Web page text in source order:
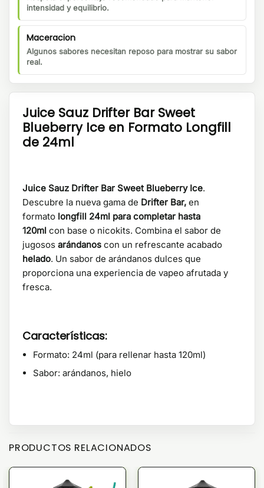
intensidad y equilibrio.
Maceracion
Algunos sabores necesitan reposo para mostrar su sabor
real.
Juice Sauz Drifter Bar Sweet
Blueberry Ice en Formato Longfill
de 24ml
Juice Sauz Drifter Bar Sweet Blueberry Ice.
Descubre la nueva gama de Drifter Bar, en
formato longfill 24ml para completar hasta
120ml con base o nicokits. Combina el sabor de
jugosos arándanos con un refrescante acabado
helado. Un sabor de arándanos dulces que
proporciona una experiencia de vapeo afrutada y
fresca.
Características:
Formato: 24ml (para rellenar hasta 120ml)
Sabor: arándanos, hielo
PRODUCTOS RELACIONADOS